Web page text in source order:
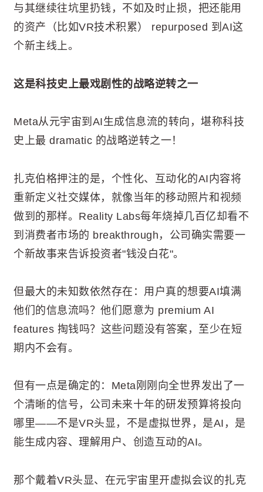
与其继续往坑里扔钱，不如及时止损，把还能用
的资产（比如VR技术积累） repurposed 到AI这
个新主线上。
这是科技史上最戏剧性的战略逆转之一
Meta从元宇宙到AI生成信息流的转向，堪称科技
史上最 dramatic 的战略逆转之一！
扎克伯格押注的是，个性化、互动化的AI内容将
重新定义社交媒体，就像当年的移动照片和视频
做到的那样。Reality Labs每年烧掉几百亿却看不
到消费者市场的 breakthrough，公司确实需要一
个新故事来告诉投资者"钱没白花"。
但最大的未知数依然存在：用户真的想要AI填满
他们的信息流吗？他们愿意为 premium AI
features 掏钱吗？这些问题没有答案，至少在短
期内不会有。
但有一点是确定的：Meta刚刚向全世界发出了一
个清晰的信号，公司未来十年的研发预算将投向
哪里——不是VR头显，不是虚拟世界，是AI，是
能生成内容、理解用户、创造互动的AI。
那个戴着VR头显、在元宇宙里开虚拟会议的扎克